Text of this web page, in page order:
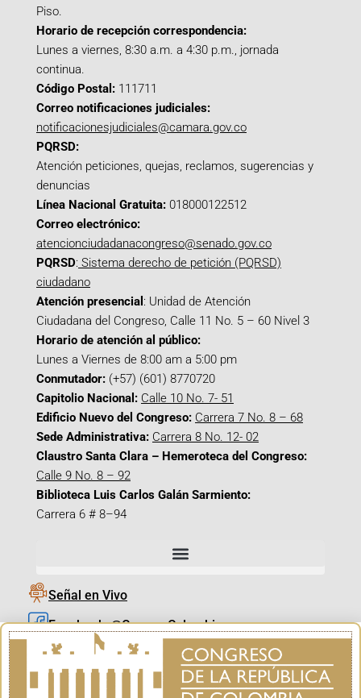
Piso.
Horario de recepción correspondencia:
Lunes a viernes, 8:30 a.m. a 4:30 p.m., jornada
continua.
Código Postal: 111711
Correo notificaciones judiciales:
notificacionesjudiciales@camara.gov.co
PQRSD:
Atención peticiones, quejas, reclamos, sugerencias y
denuncias
Línea Nacional Gratuita: 018000122512
Correo electrónico:
atencionciudadanacongreso@senado.gov.co
PQRSD: Sistema derecho de petición (PQRSD)
ciudadano
Atención presencial : Unidad de Atención
Ciudadana del Congreso, Calle 11 No. 5 – 60 Nivel 3
Horario de atención al público:
Lunes a Viernes de 8:00 am a 5:00 pm
Conmutador: (+57) (601) 8770720
Capitolio Nacional: Calle 10 No. 7- 51
Edificio Nuevo del Congreso: Carrera 7 No. 8 – 68
Sede Administrativa: Carrera 8 No. 12- 02
Claustro Santa Clara – Hemeroteca del Congreso:
Calle 9 No. 8 – 92
Biblioteca Luis Carlos Galán Sarmiento:
Carrera 6 # 8–94
Señal en Vivo
Facebook_@CamaraColombia
Instagram_@CamaraColombia
X_@CamaraColombia